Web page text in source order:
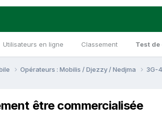
Utilisateurs en ligne Classement Test de
Opérateurs : Mobilis / Djezzy / Nedjma 3G-
être commercialisée